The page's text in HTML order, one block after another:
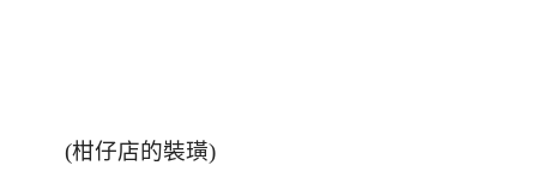
(柑仔店的裝璜)